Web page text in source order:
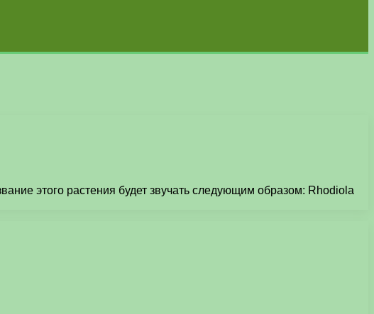
этого растения будет звучать следующим образом: Rhodiola